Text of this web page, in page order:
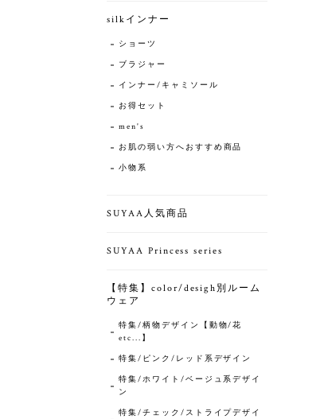
silkインナー
ショーツ
ブラジャー
インナー/キャミソール
お得セット
men's
お肌の弱い方へおすすめ商品
小物系
SUYAA人気商品
SUYAA Princess series
【特集】color/desigh別ルーム
ウェア
特集/柄物デザイン【動物/花
etc...】
特集/ピンク/レッド系デザイン
特集/ホワイト/ベージュ系デザイ
ン
特集/チェック/ストライプデザイ